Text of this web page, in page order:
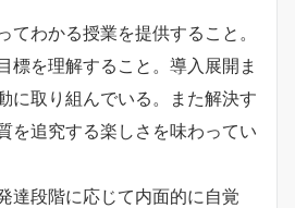
てわかる授業を提供すること。
標を理解すること。導入展開ま
に取り組んでいる。また解決す
を追究する楽しさを味わってい
達段階に応じて内面的に自覚